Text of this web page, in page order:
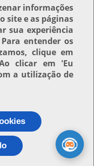
informações
site e as páginas
sua experiência
entender os
clique em
clicar em 'Eu
a utilização de